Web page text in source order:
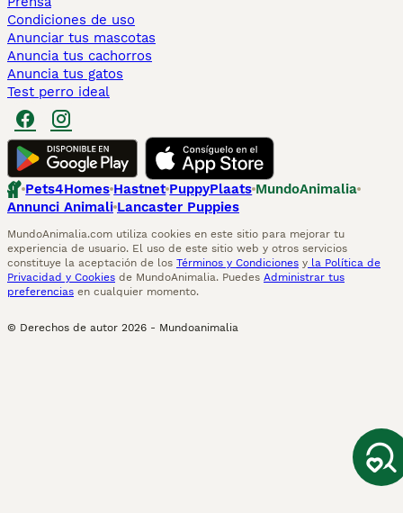
Condiciones de uso
Anunciar tus mascotas
Anuncia tus cachorros
Anuncia tus gatos
Test perro ideal
Pets4Homes Hastnet PuppyPlaats MundoAnimalia
Annunci Animali Lancaster Puppies
MundoAnimalia.com utiliza cookies en este sitio para mejorar tu
experiencia de usuario. El uso de este sitio web y otros servicios
constituye la aceptación de los Términos y Condiciones y la Política de
Privacidad y Cookies de MundoAnimalia. Puedes Administrar tus
preferencias en cualquier momento.
© Derechos de autor 2026 - Mundoanimalia